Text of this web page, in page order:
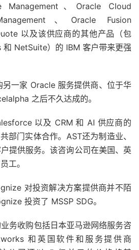
Management、Oracle Cloud
、Oracle Fusion
以及该供应商的其他产品（包
NetSuite）的 IBM 客户带来更强
另一家 Oracle 服务提供商、位于华
之后不久达成的。
以及 CRM 和 AI 供应商的
部门实体合作。AST还为制造业、
提供服务。该咨询公司在美国、英
工。
对投资解决方案提供商并不陌
投资了 MSSP SDG。
务收购包括日本亚马逊网络服务咨
和英国软件和服务提供商